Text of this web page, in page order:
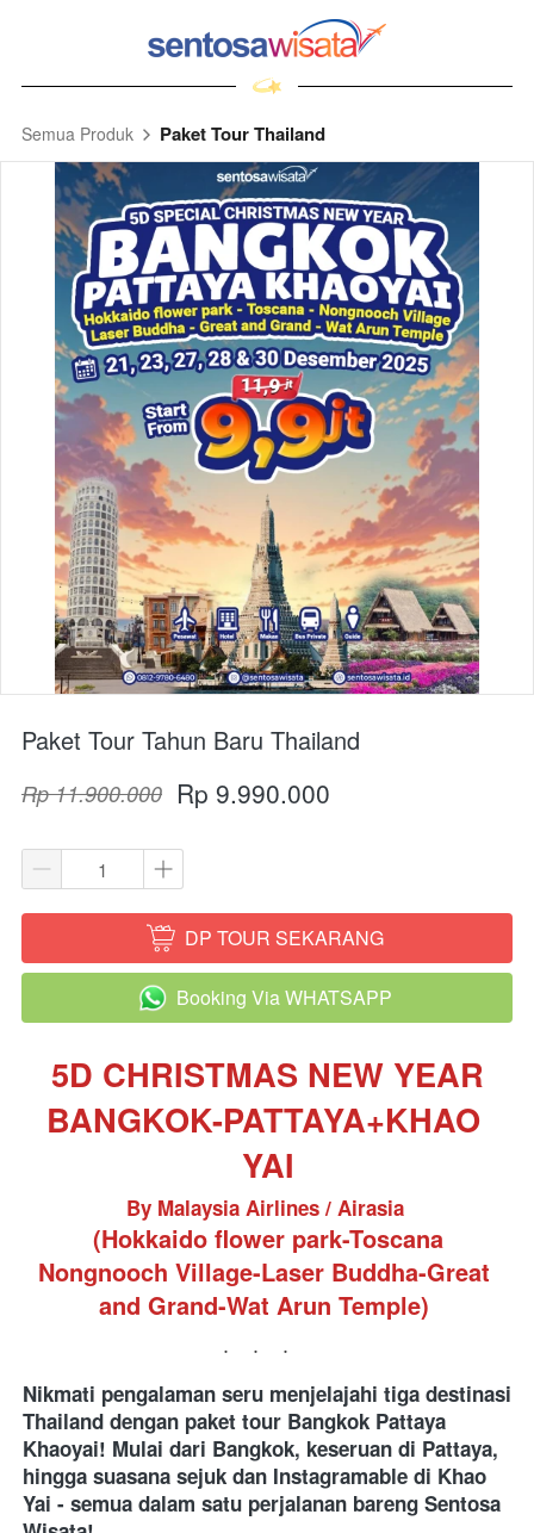
Semua Produk Paket Tour Thailand
Paket Tour Tahun Baru Thailand
Rp 11.900.000 Rp 9.990.000
` DP TOUR SEKARANG
` Booking Via WHATSAPP
5D CHRISTMAS NEW YEAR
BANGKOK-PATTAYA+KHAO
YAI
By Malaysia Airlines / Airasia
(Hokkaido flower park-Toscana
Nongnooch Village-Laser Buddha-Great
and Grand-Wat Arun Temple)
...
Nikmati pengalaman seru menjelajahi tiga destinasi
Thailand dengan paket tour Bangkok Pattaya
Khaoyai! Mulai dari Bangkok, keseruan di Pattaya,
hingga suasana sejuk dan Instagramable di Khao
Yai - semua dalam satu perjalanan bareng Sentosa